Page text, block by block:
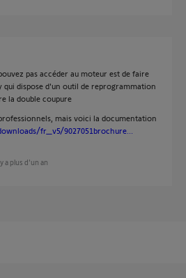
pas accéder au moteur est de faire
qui dispose d'un outil de reprogrammation
la double coupure
mais voici la documentation
fr_v5/9027051brochure...
y a plus d'un an